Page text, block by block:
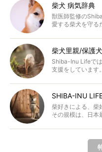
柴犬 病気辞典
獣医師監修の
愛する柴犬を守る
柴犬里親/保護
Shiba-Inu Lifeで
支援をしています。
SHIBA-INU
柴好きによる、柴
その規模は、日本